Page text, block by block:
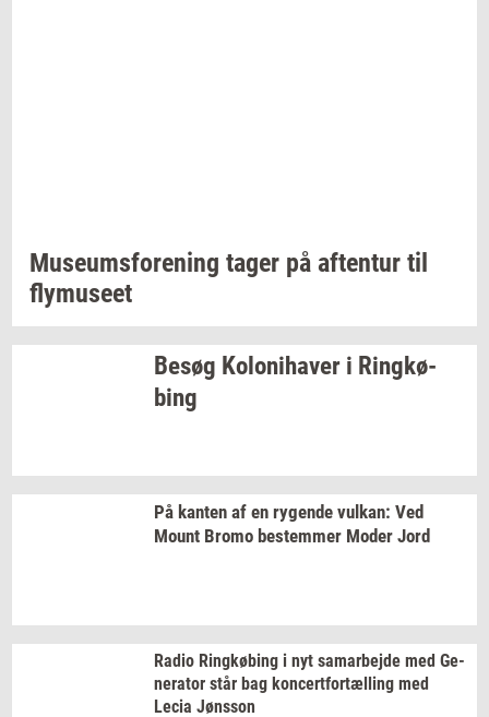
Mu­se­ums­for­e­ning tager på af­ten­tur til
fly­mu­se­et
Besøg Ko­lo­ni­ha­ver i Ring­kø­
bing
På kan­ten af en ry­gen­de vulkan: Ved
Mount Bromo be­stem­mer Moder Jord
Radio Ring­kø­bing i nyt sam­ar­bej­de med Ge­
ne­ra­tor står bag kon­cert­for­tæl­ling med
Lecia Jøns­son